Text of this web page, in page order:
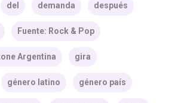
del demanda después
Fuente: Rock & Pop
Argentina gira
género latino género país